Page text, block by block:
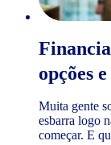
opções
Muita gente
esbarra logo
começar. E